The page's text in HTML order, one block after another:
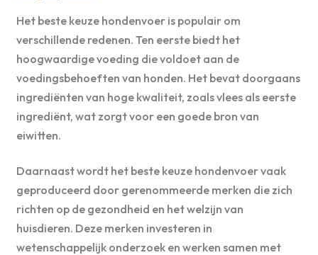
Het beste keuze hondenvoer is populair om
verschillende redenen. Ten eerste biedt het
hoogwaardige voeding die voldoet aan de
voedingsbehoeften van honden. Het bevat doorgaans
ingrediënten van hoge kwaliteit, zoals vlees als eerste
ingrediënt, wat zorgt voor een goede bron van
eiwitten.
Daarnaast wordt het beste keuze hondenvoer vaak
geproduceerd door gerenommeerde merken die zich
richten op de gezondheid en het welzijn van
huisdieren. Deze merken investeren in
wetenschappelijk onderzoek en werken samen met